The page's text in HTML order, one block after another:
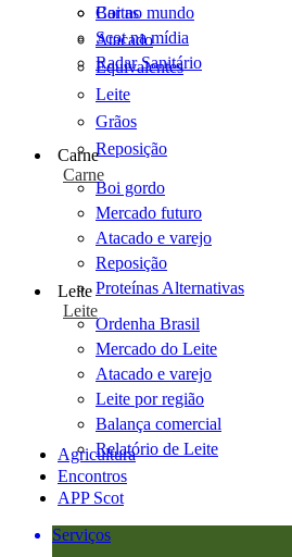
Cartas
Scot na mídia
Radar Sanitário
Boi no mundo
Atacado
Equivalentes
Leite
Grãos
Reposição
Carne
Carne
Boi gordo
Mercado futuro
Atacado e varejo
Reposição
Proteínas Alternativas
Leite
Leite
Ordenha Brasil
Mercado do Leite
Atacado e varejo
Leite por região
Balança comercial
Relatório de Leite
Agricultura
Encontros
APP Scot
Serviços